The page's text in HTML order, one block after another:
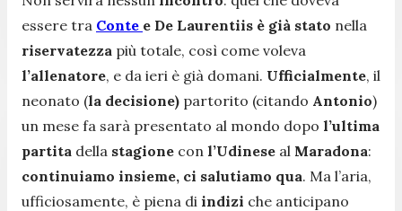
essere tra Conte e De Laurentiis è già stato nella
riservatezza più totale, così come voleva
l’allenatore, e da ieri è già domani. Ufficialmente, il
neonato (la decisione) partorito (citando Antonio)
un mese fa sarà presentato al mondo dopo l’ultima
partita della stagione con l’Udinese al Maradona:
continuiamo insieme, ci salutiamo qua. Ma l’aria,
ufficiosamente, è piena di indizi che anticipano